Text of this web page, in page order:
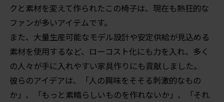
クと素材を変えて作られたこの椅子は、現在も熱狂的な
ファンが多いアイテムです。
また、大量生産可能なモデル設計や安定供給が見込める
素材を使用するなど、ローコスト化にも力を入れ、多く
の人々が手に入れやすい家具作りにも貢献しました。
彼らのアイデアは、「人の興味をそそる刺激的なもの
か」、「もっと素晴らしいものを作れないか」、「それ